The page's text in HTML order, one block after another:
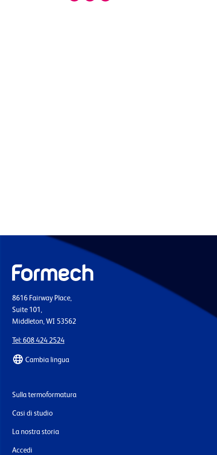
8616 Fairway Place,
Suite 101,
Middleton, WI 53562
Tel: 608 424 2524
Cambia lingua
Sulla termoformatura
Casi di studio
La nostra storia
Accedi